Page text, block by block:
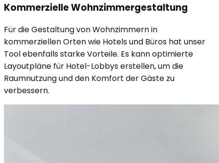
Kommerzielle Wohnzimmergestaltung
Für die Gestaltung von Wohnzimmern in
kommerziellen Orten wie Hotels und Büros hat unser
Tool ebenfalls starke Vorteile. Es kann optimierte
Layoutpläne für Hotel-Lobbys erstellen, um die
Raumnutzung und den Komfort der Gäste zu
verbessern.